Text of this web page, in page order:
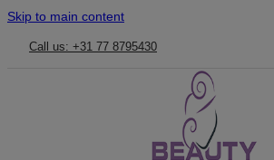
Skip to main content
Call us: +31 77 8795430